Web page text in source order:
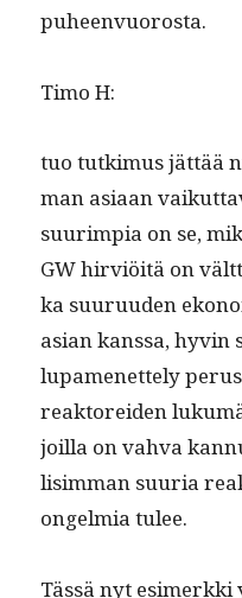
puheenvuorosta.
Timo H:
tuo tutkimus jät­tää
man asi­aan
suurimpia on se,
GW hirviöitä on
ka suu­ru­u­den
asian kanssa, hyvin
lupamenet­te­ly
reak­tor­ei­den
joil­la on vah­va
lisim­man suuria
ongelmia tulee.
Tässä nyt